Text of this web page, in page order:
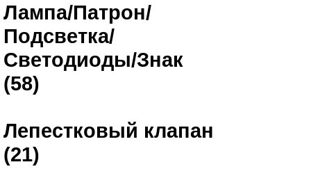
Лампа/Патрон/
Подсветка/
Светодиоды/Знак
(58)
Лепестковый клапан
(21)